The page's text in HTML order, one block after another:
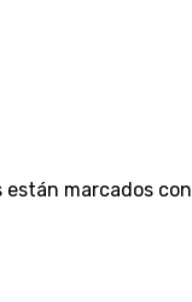
están marcados con